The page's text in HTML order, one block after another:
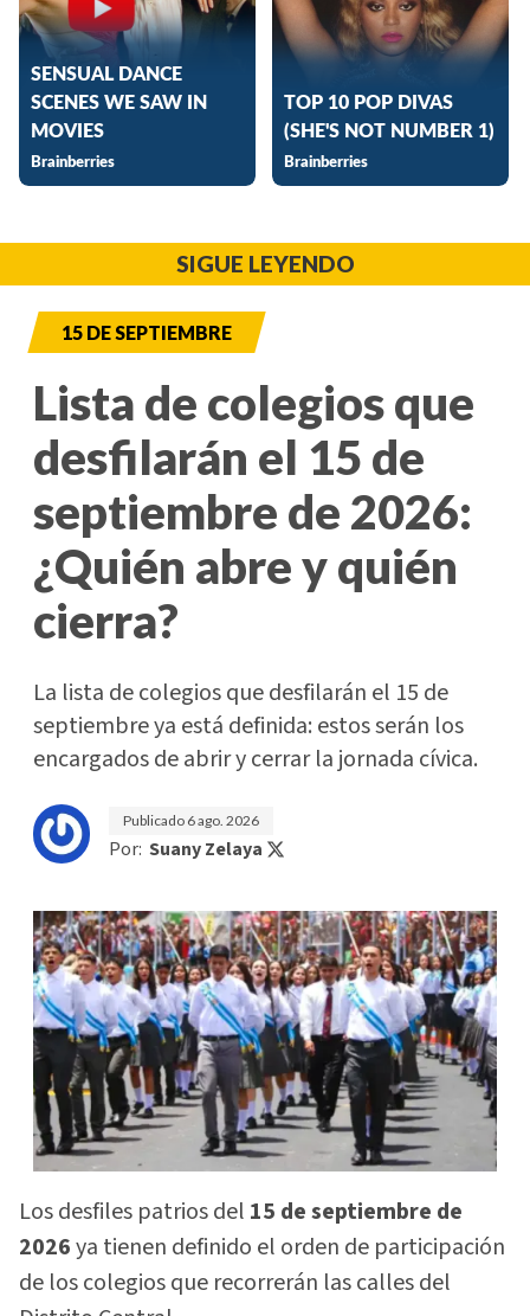
SIGUE LEYENDO
15 DE SEPTIEMBRE
Lista de colegios que
desfilarán el 15 de
septiembre de 2026:
¿Quién abre y quién
cierra?
La lista de colegios que desfilarán el 15 de
septiembre ya está definida: estos serán los
encargados de abrir y cerrar la jornada cívica.
Publicado 6 ago. 2026
Por: Suany Zelaya
Los desfiles patrios del 15 de septiembre de
2026ya tienen definido el orden de participación
de los colegios que recorrerán las calles del